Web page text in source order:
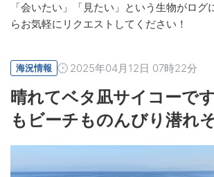
「会いたい」「見たい」という生物がログ
らお気軽にリクエストしてください！
海況情報 2025年04月12日 07時22分
晴れてベタ凪サイコーで
もビーチものんびり潜れ